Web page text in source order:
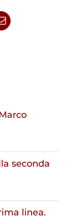
Email
seconda
linea.